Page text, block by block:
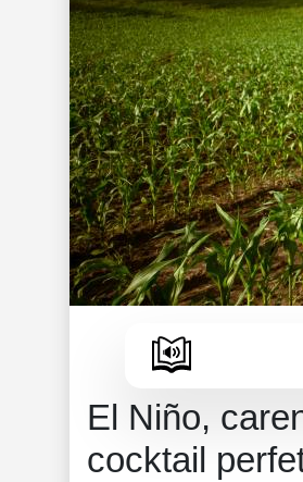
El Niño,
cocktail